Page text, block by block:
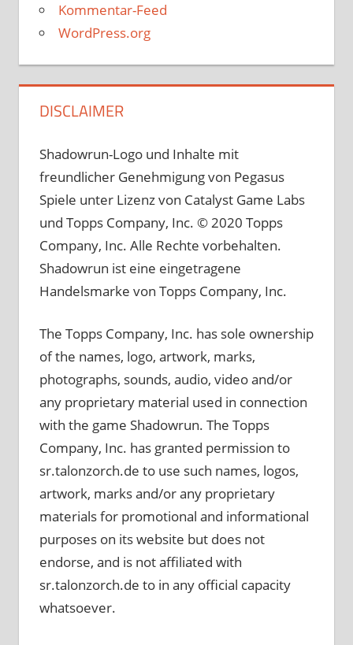
Kommentar-Feed
WordPress.org
DISCLAIMER
Shadowrun-Logo und Inhalte mit
freundlicher Genehmigung von Pegasus
Spiele unter Lizenz von Catalyst Game Labs
und Topps Company, Inc. © 2020 Topps
Company, Inc. Alle Rechte vorbehalten.
Shadowrun ist eine eingetragene
Handelsmarke von Topps Company, Inc.
The Topps Company, Inc. has sole ownership
of the names, logo, artwork, marks,
photographs, sounds, audio, video and/or
any proprietary material used in connection
with the game Shadowrun. The Topps
Company, Inc. has granted permission to
sr.talonzorch.de to use such names, logos,
artwork, marks and/or any proprietary
materials for promotional and informational
purposes on its website but does not
endorse, and is not affiliated with
sr.talonzorch.de to in any official capacity
whatsoever.